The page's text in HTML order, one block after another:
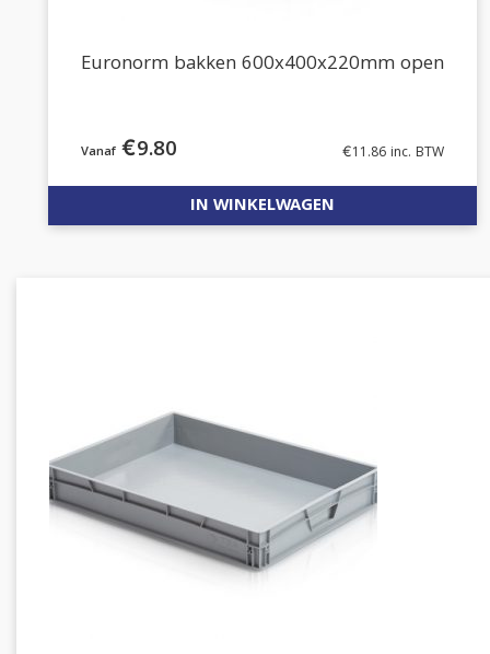
Euronorm bakken 600x400x220mm open
€9.80 €11.86 inc. BTW
IN WINKELWAGEN